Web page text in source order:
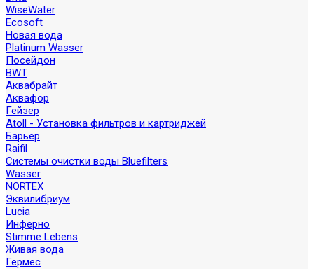
WiseWater
Ecosoft
Новая вода
Platinum Wasser
Посейдон
BWT
Аквабрайт
Аквафор
Гейзер
Atoll - Установка фильтров и картриджей
Барьер
Raifil
Системы очистки воды Bluefilters
Wasser
NORTEX
Эквилибриум
Lucia
Инферно
Stimme Lebens
Живая вода
Гермес